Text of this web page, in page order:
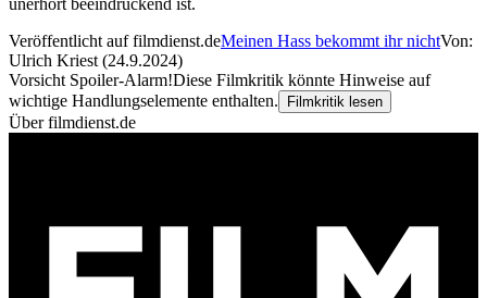
Veröffentlicht auf filmdienst.deMeinen Hass bekommt ihr nichtVon:
Ulrich Kriest (24.9.2024)
Vorsicht Spoiler-Alarm!Diese Filmkritik könnte Hinweise auf
wichtige Handlungselemente enthalten.
Filmkritik lesen
Über filmdienst.de